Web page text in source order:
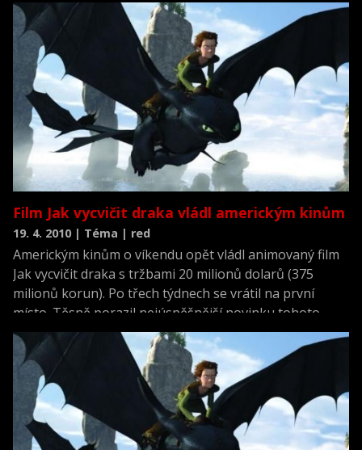
Záložní plán, ani akční komedie The Losers.
Film Jak vycvičit draka vládl americkým kinům
19. 4. 2010 | Téma | red
Americkým kinům o víkendu opět vládl animovaný film
Jak vycvičit draka s tržbami 20 milionů dolarů (375
milionů korun). Po třech týdnech se vrátil na první
místo. Těsně porazil nejúspěšnější novinku tohoto
týdne, akční komedii Kick-Ass.